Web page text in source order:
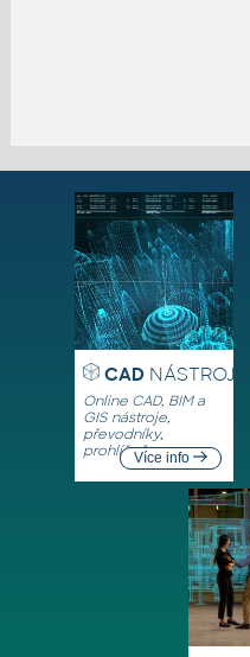
CADNÁSTROJE
Online CAD, BIM a
GIS nástroje,
převodníky,
prohlížečeVíce info